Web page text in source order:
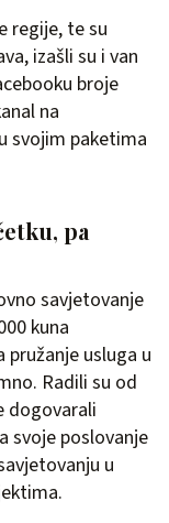
regije, te su
izašli su i van
broje
na
svojim paketima
pa
savjetovanje
kuna
usluga u
Radili su od
dogovarali
svoje poslovanje
u